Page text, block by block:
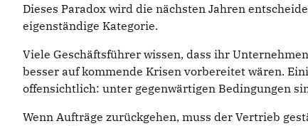
Dieses Paradox wird die nächsten Jahren
eigenständige Kategorie.
Viele Geschäftsführer wissen, dass ihr
besser auf kommende Krisen vorbereitet wären.
offensichtlich: unter gegenwärtigen Bedingungen
Wenn Aufträge zurückgehen, muss der Vertrieb